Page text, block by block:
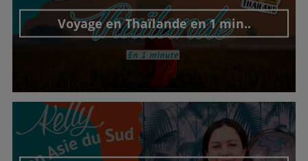
Voyage en Thaïlande en 1 min..
Découvrir cet interview